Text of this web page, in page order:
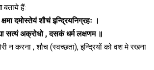
बताये हैं:
दमोस्तेयं शौचं इन्द्रियनिग्रहः ।
सत्यं अक्रोधो , दसकं धर्म लक्षणम ॥
न करना , शौच (स्वच्छता), इन्द्रियों को वश मे रखना